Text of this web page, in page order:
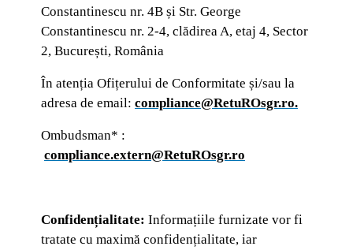
Constantinescu nr. 4B și Str. George
Constantinescu nr. 2-4, clădirea A, etaj 4, Sector
2, București, România
În atenția Ofițerului de Conformitate și/sau la
adresa de email: compliance@RetuROsgr.ro.
Ombudsman* :
compliance.extern@RetuROsgr.ro
Confidențialitate: Informațiile furnizate vor fi
tratate cu maximă confidențialitate, iar